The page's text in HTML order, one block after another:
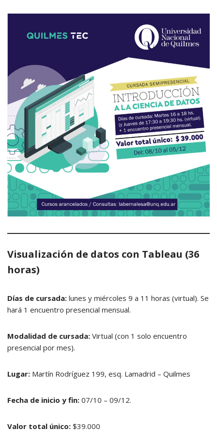
Visualización de datos con Tableau (36
horas)
Días de cursada: lunes y miércoles 9 a 11 horas (virtual). Se
hará 1 encuentro presencial mensual.
Modalidad de cursada: Virtual (con 1 solo encuentro
presencial por mes).
Lugar: Martín Rodríguez 199, esq. Lamadrid – Quilmes
Fecha de inicio y fin: 07/10 – 09/12.
Valor total único: $39.000